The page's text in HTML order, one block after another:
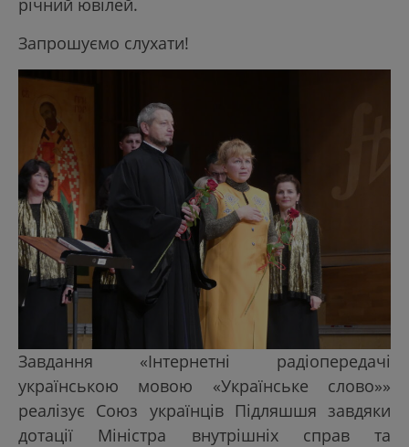
річний ювілей.
Запрошуємо слухати!
Завдання «Інтернетні радіопередачі
українською мовою «Українське слово»»
реалізує Союз українців Підляшшя завдяки
дотації Міністра внутрішніх справ та